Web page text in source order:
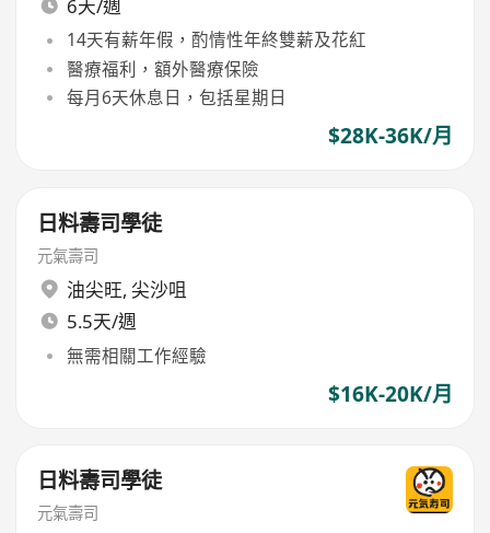
6天/週
14天有薪年假，酌情性年終雙薪及花紅
醫療福利，額外醫療保險
每月6天休息日，包括星期日
$28K-36K/月
日料壽司學徒
元氣壽司
油尖旺, 尖沙咀
5.5天/週
無需相關工作經驗
$16K-20K/月
日料壽司學徒
元氣壽司